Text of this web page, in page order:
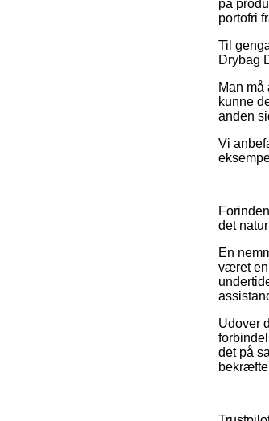
på
portofri
Til
Drybag
Man
kunne
anden
Vi
det
En
været en
Udover
det på